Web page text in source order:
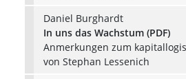
Daniel Burghardt
In uns das Wachstum (PDF)
Anmerkungen zum
von Stephan Lessenich